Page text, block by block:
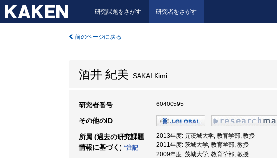
研究課題をさがす 研究者をさがす
前のページに戻る
酒井 紀美 SAKAI Kimi
研究者番号 60400595
その他のID
所属 (過去の研究課題
情報に基づく) *注記
2013年度: 元茨城大学, 教育学部, 教授
2011年度: 茨城大学, 教育学部, 教授
2009年度: 茨城大学, 教育学部, 教授